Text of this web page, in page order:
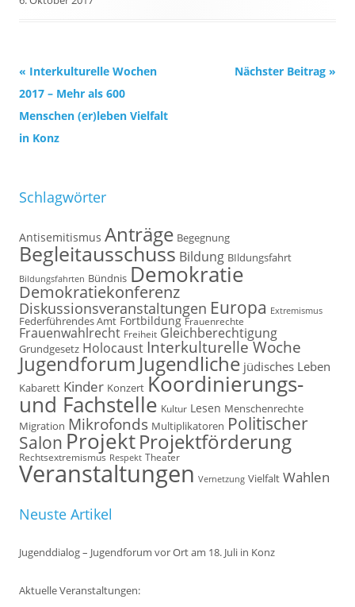
Beitrags-
Navigation
« Interkulturelle Wochen
2017 – Mehr als 600
Menschen (er)leben Vielfalt
in Konz
Nächster Beitrag »
Schlagwörter
Antisemitismus Anträge Begegnung
Begleitausschuss Bildung BIldungsfahrt
Bildungsfahrten Bündnis Demokratie
Demokratiekonferenz
Diskussionsveranstaltungen Europa Extremismus
Federführendes Amt Fortbildung Frauenrechte
Frauenwahlrecht Freiheit Gleichberechtigung
Grundgesetz Holocaust Interkulturelle Woche
Jugendforum Jugendliche jüdisches Leben
Kabarett Kinder Konzert Koordinierungs-
und Fachstelle Kultur Lesen Menschenrechte
Migration Mikrofonds Multiplikatoren Politischer
Salon ProjektProjektförderung
Rechtsextremismus Respekt Theater
Veranstaltungen Vernetzung Vielfalt Wahlen
Neuste Artikel
Jugenddialog – Jugendforum vor Ort am 18. Juli in Konz
Aktuelle Veranstaltungen: